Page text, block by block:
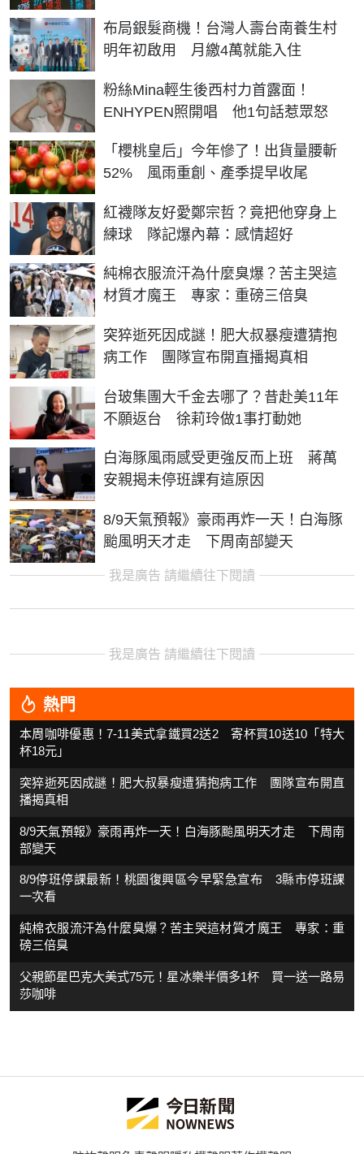
布局銀髮商機！台灣人壽台南養生村
明年初啟用 月繳4萬就能入住
粉絲Mina輕生後西村力首露面！
ENHYPEN照開唱 他1句話惹眾怒
「櫻桃皇后」今年慘了！出貨量腰斬
52% 風雨重創、產季提早收尾
紅襪隊友好愛鄭宗哲？竟把他穿身上
練球 隊記爆內幕：感情超好
純棉衣服流汗為什麼臭爆？苦主哭這
材質才魔王 專家：重磅三倍臭
突猝逝死因成謎！肥大叔暴瘦遭猜抱
病工作 團隊宣布開直播揭真相
台玻集團大千金去哪了？昔赴美11年
不願返台 徐莉玲做1事打動她
白海豚風雨感受更強反而上班 蔣萬
安親揭未停班課有這原因
8/9天氣預報》豪雨再炸一天！白海豚
颱風明天才走 下周南部變天
我是廣告 請繼續往下閱讀
我是廣告 請繼續往下閱讀
熱門
本周咖啡優惠！7-11美式拿鐵買2送2 寄杯買10送10「特大
杯18元」
突猝逝死因成謎！肥大叔暴瘦遭猜抱病工作 團隊宣布開直
播揭真相
8/9天氣預報》豪雨再炸一天！白海豚颱風明天才走 下周南
部變天
8/9停班停課最新！桃園復興區今早緊急宣布 3縣市停班課
一次看
純棉衣服流汗為什麼臭爆？苦主哭這材質才魔王 專家：重
磅三倍臭
父親節星巴克大美式75元！星冰樂半價多1杯 買一送一路易
莎咖啡